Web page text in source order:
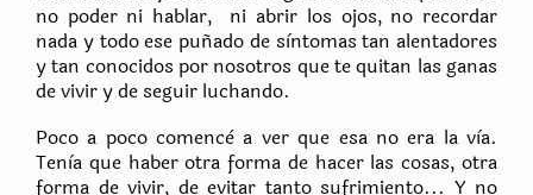
no poder ni hablar, ni abrir los ojos, no recordar
nada y todo ese puñado de sìntomas tan alentadores
y tan conocidos por nosotros que te quitan las ganas
de vivir y de seguir luchando.
Poco a poco comencè a ver que esa no era la vìa.
Tenìa que haber otra forma de hacer las cosas, otra
forma de vivir, de evitar tanto sufrimiento... Y no